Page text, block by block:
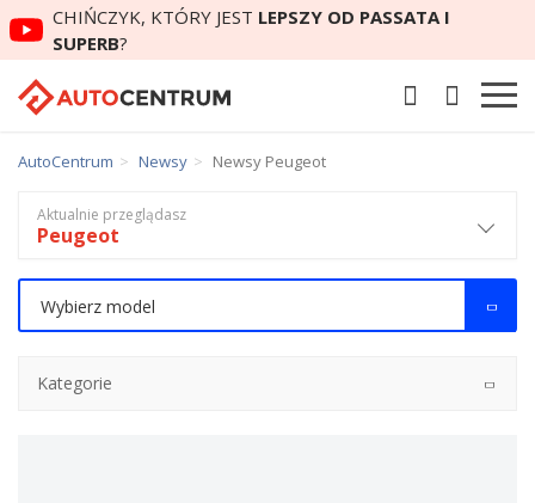
CHIŃCZYK, KTÓRY JEST LEPSZY OD PASSATA I
SUPERB?
AutoCentrum Newsy Newsy Peugeot
Aktualnie przeglądasz
Peugeot
Wybierz model
Kategorie